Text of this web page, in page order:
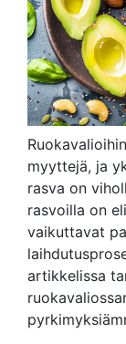
myyttejä, ja
rasva on
rasvoilla on
vaikuttavat
artikkelissa